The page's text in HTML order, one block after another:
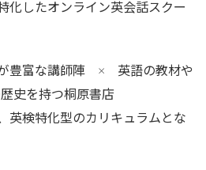
化したオンライン英会話スクー
が豊富な講師陣 × 英語の教材や
史を持つ桐原書店
英検特化型のカリキュラムとな